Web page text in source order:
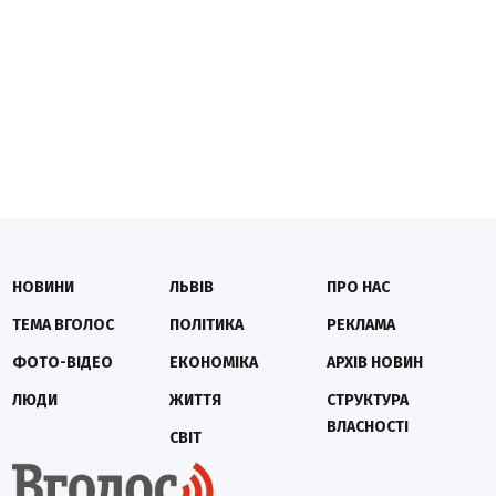
НОВИНИ
ТЕМА ВГОЛОС
ФОТО-ВІДЕО
ЛЮДИ
ЛЬВІВ
ПОЛІТИКА
ЕКОНОМІКА
ЖИТТЯ
СВІТ
ПРО НАС
РЕКЛАМА
АРХІВ НОВИН
СТРУКТУРА
ВЛАСНОСТІ